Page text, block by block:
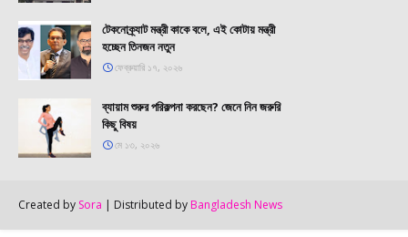
টেকনোক্র্যাট মন্ত্রী কাকে বলে, এই কোটায় মন্ত্রী
হচ্ছেন তিনজন নতুন
ফেব্রুয়ারি ১৭, ২০২৬
ব্যায়াম শুরুর পরিকল্পনা করছেন? জেনে নিন জরুরি
কিছু বিষয়
মে ১৩, ২০২৬
Created by Sora | Distributed by Bangladesh News